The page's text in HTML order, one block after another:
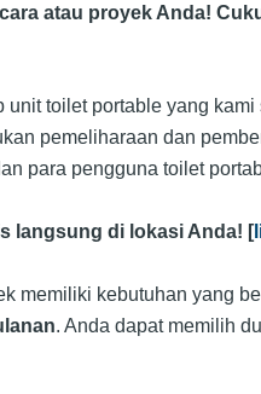
atau proyek Anda!
toilet portable yang kami
pemeliharaan dan
para pengguna toilet
langsung di lokasi Anda! [
memiliki kebutuhan yang
. Anda dapat memilih